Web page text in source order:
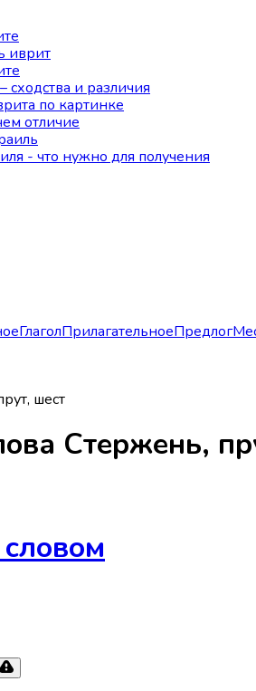
иврит
сходства и различия
по картинке
отличие
- что нужно для получения
ГлаголПрилагательноеПредлог
шест
Стержень,